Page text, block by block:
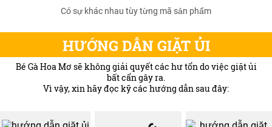
Có sự khác nhau tùy từng mã sản phẩm
HƯỚNG DẪN GIẶT ỦI
Bé Gà Hoa Mơ sẽ không giải quyết các hư tổn do việc giặt ủi
bất cẩn gây ra.
Vì vậy, xin hãy đọc kỹ các hướng dẫn sau đây: